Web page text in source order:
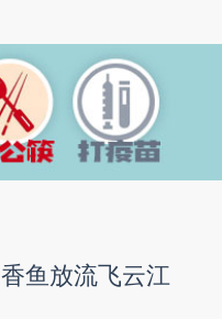
鱼放流飞云江